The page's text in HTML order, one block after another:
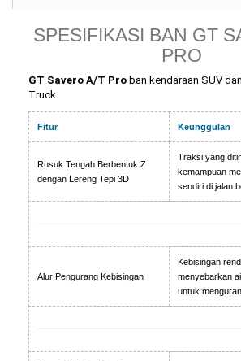
SPESIFIKASI BAN GT
PRO
GT Savero A/T Pro ban kendaraan SUV
Truck
Fitur Keunggulan
Rusuk Tengah Berbentuk Z
dengan Lereng Tepi 3D
Traksi yang
kemampuan
sendiri di jalan
Alur Pengurang Kebisingan
Kebisingan
menyebarkan
untuk